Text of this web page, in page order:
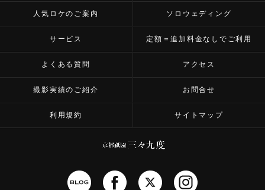
人気ロケのご案内 ソロウェディング
サービス 定額＝追加料金なしでご利用
よくある質問 アクセス
撮影実績のご紹介 お問合せ
利用規約 サイトマップ